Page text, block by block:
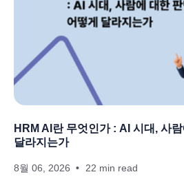
HRM AI란 무엇인가 : AI 시대, 사
달라지는가
8월 06, 2026 22 min read